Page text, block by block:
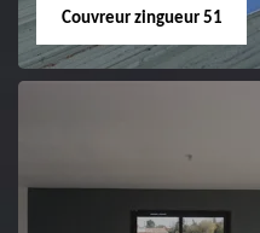
Couvreur zingueur 51